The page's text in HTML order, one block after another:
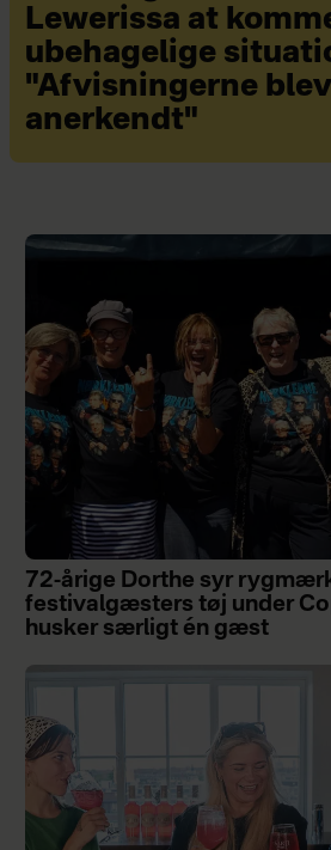
Lewerissa at
ubehagelige
"Afvisningerne
anerkendt"
72-årige Dorthe syr
festivalgæsters tøj under
husker særligt én gæst